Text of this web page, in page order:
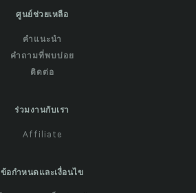
ศูนย์ช่วยเหลือ
คำแนะนำ
คำถามที่พบบ่อย
ติดต่อ
ร่วมงานกับเรา
Affiliate
ข้อกำหนดและเงื่อนไข